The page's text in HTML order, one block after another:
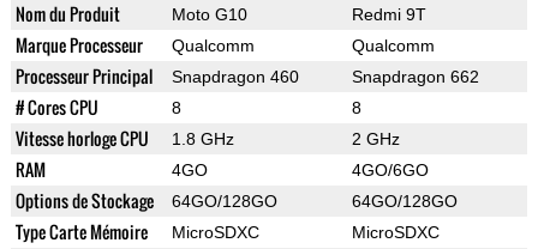
Nom du Produit Moto G10 Redmi 9T
Marque Processeur Qualcomm Qualcomm
Processeur Principal Snapdragon 460 Snapdragon 662
# Cores CPU 8 8
Vitesse horloge CPU 1.8 GHz 2 GHz
RAM 4GO 4GO/6GO
Options de Stockage 64GO/128GO 64GO/128GO
Type Carte Mémoire MicroSDXC MicroSDXC